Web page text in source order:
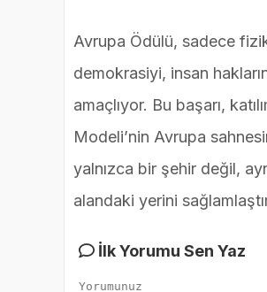
Avrupa Ödülü, sadece
demokrasiyi, insan
amaçlıyor. Bu başarı,
Modeli’nin Avrupa
yalnızca bir şehir değil,
alandaki yerini
İlk Yorumu Sen Yaz